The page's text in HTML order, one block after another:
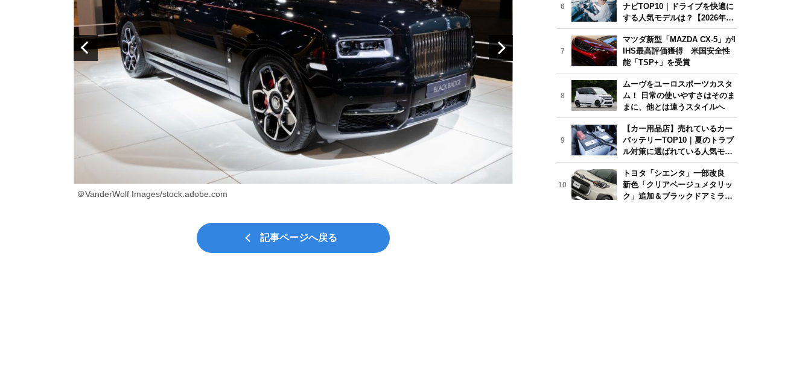
＠VanderWolf Images/stock.adobe.com ©เลิศลักษณ์ ทิพชัย/stock.adobe.com
記事ページへ戻る
6
ナビTOP10｜ドライブを快適に
する人気モデルは？【2026年6
月版】
7
マツダ新型「MAZDA CX-5」がI
IHS最高評価獲得 米国安全性
能「TSP+」を受賞
8
ムーヴをユーロスポーツカスタ
ム！ 日常の使いやすさはそのま
まに、他とは違うスタイルへ
9
【カー用品店】売れているカー
バッテリーTOP10｜夏のトラブ
ル対策に選ばれている人気モデ
ルは？【2026年6月版】
10
トヨタ「シエンタ」一部改良
新色「クリアベージュメタリッ
ク」追加＆ブラックドアミラー